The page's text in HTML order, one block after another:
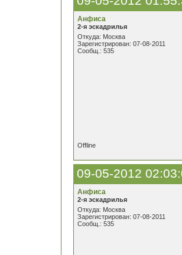
Анфиса
2-я эскадрилья
Откуда: Москва
Зарегистрирован: 07-08-2011
Сообщ.: 535
Offline
09-05-2012
Анфиса
2-я эскадрилья
Откуда: Москва
Зарегистрирован: 07-08-2011
Сообщ.: 535